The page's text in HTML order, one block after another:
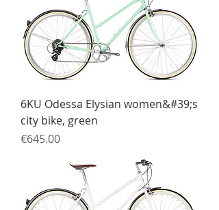
6KU Odessa Elysian women&#39;s
city bike, green
Price
€645.00